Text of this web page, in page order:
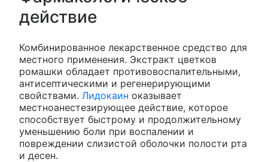
действие
Комбинированное лекарственное средство для
местного применения. Экстракт цветков
ромашки обладает противовоспалительными,
антисептическими и регенерирующими
свойствами. Лидокаин оказывает
местноанестезирующее действие, которое
способствует быстрому и продолжительному
уменьшению боли при воспалении и
повреждении слизистой оболочки полости рта
и десен.